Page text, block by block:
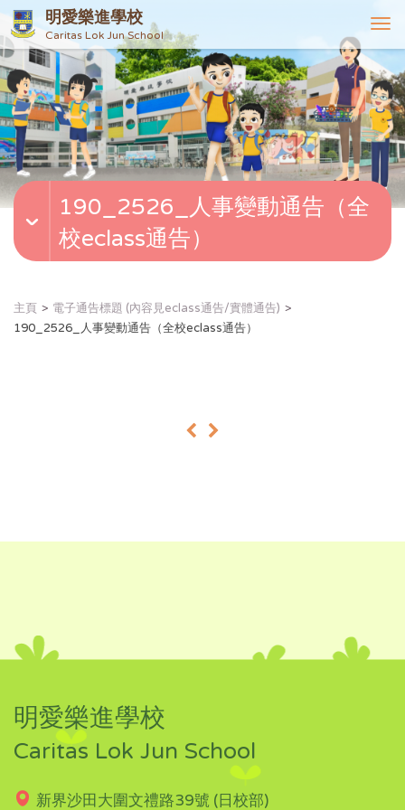
明愛樂進學校
Caritas Lok Jun School
T
o
g
g
l
e
n
v
190_2526_人事變動通告（全
校eclass通告）
主頁
電子通告標題 (內容見eclass通告/實體通告)
190_2526_人事變動通告（全校eclass通告）
« »
明愛樂進學校
Caritas Lok Jun School
新界沙田大圍文禮路39號 (日校部)